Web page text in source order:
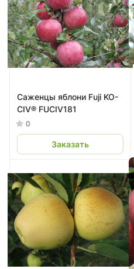
Саженцы яблони Fuji KO-
CIV® FUCIV181
0
Заказать